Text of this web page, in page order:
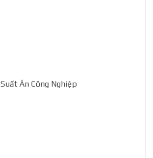
Suất Ăn Công Nghiệp